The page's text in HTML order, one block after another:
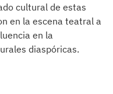
cultural de estas
en la escena teatral a
en la
diaspóricas.